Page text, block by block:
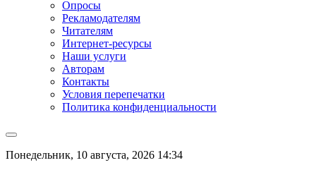
Опросы
Рекламодателям
Читателям
Интернет-ресурсы
Наши услуги
Авторам
Контакты
Условия перепечатки
Политика конфиденциальности
Понедельник, 10 августа, 2026 14:34